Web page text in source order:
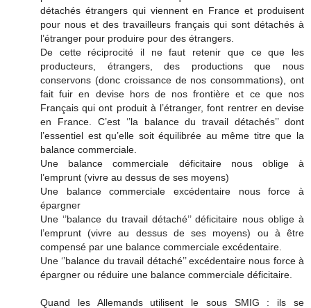
détachés étrangers qui viennent en France et produisent
pour nous et des travailleurs français qui sont détachés à
l’étranger pour produire pour des étrangers.
De cette réciprocité il ne faut retenir que ce que les
producteurs, étrangers, des productions que nous
conservons (donc croissance de nos consommations), ont
fait fuir en devise hors de nos frontière et ce que nos
Français qui ont produit à l’étranger, font rentrer en devise
en France. C’est ‘’la balance du travail détachés’’ dont
l’essentiel est qu’elle soit équilibrée au même titre que la
balance commerciale.
Une balance commerciale déficitaire nous oblige à
l’emprunt (vivre au dessus de ses moyens)
Une balance commerciale excédentaire nous force à
épargner
Une ‘’balance du travail détaché’’ déficitaire nous oblige à
l’emprunt (vivre au dessus de ses moyens) ou à être
compensé par une balance commerciale excédentaire.
Une ‘’balance du travail détaché’’ excédentaire nous force à
épargner ou réduire une balance commerciale déficitaire.
Quand les Allemands utilisent le sous SMIG : ils se